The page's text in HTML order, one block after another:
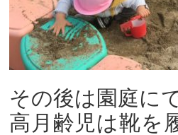
その後は園庭に
高月齢児は靴を